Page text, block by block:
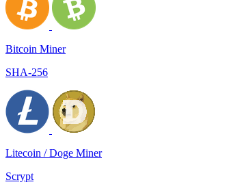
Bitcoin Miner
SHA-256
Litecoin / Doge Miner
Scrypt